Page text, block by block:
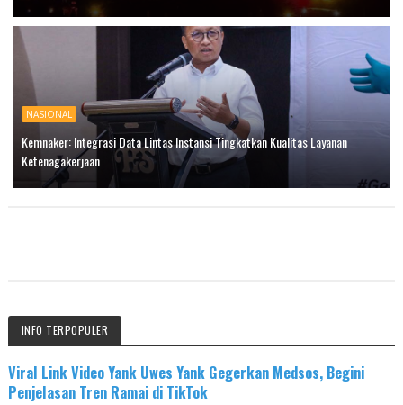
NASIONAL
Kemnaker: Integrasi Data Lintas Instansi Tingkatkan Kualitas Layanan
Ketenagakerjaan
INFO TERPOPULER
Viral Link Video Yank Uwes Yank Gegerkan Medsos, Begini
Penjelasan Tren Ramai di TikTok